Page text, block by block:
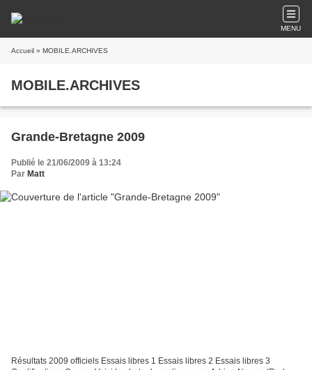
MENU
Accueil » MOBILE.ARCHIVES
MOBILE.ARCHIVES
Grande-Bretagne 2009
Publié le 21/06/2009 à 13:24
Par Matt
Résultats 2009 officiels Essais libres 1 Essais libres 2 Essais libres 3